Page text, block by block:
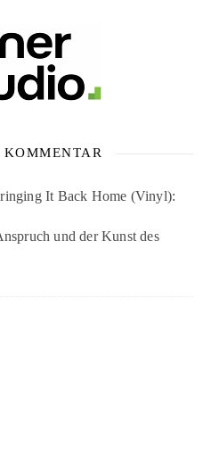
KOMMENTAR
It Back Home (Vinyl):
und der Kunst des